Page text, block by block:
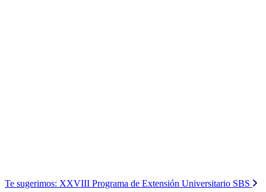
Te sugerimos: XXVIII Programa de Extensión Universitario SBS